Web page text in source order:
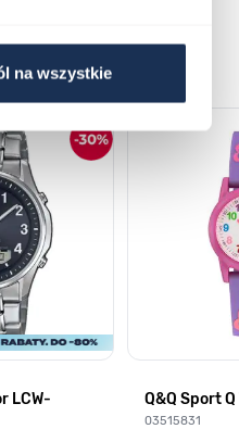
na wszystkie
karuzeli za pomocą linka
LCW-
Q&Q Sport
03515831